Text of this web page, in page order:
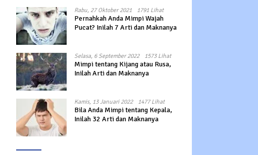
Rabu, 27 Oktober 2021 1791 Lihat
Pernahkah Anda Mimpi Wajah
Pucat? Inilah 7 Arti dan Maknanya
Selasa, 6 September 2022 1573 Lihat
Mimpi tentang Kijang atau Rusa,
Inilah Arti dan Maknanya
Kamis, 13 Januari 2022 1477 Lihat
Bila Anda Mimpi tentang Kepala,
Inilah 32 Arti dan Maknanya